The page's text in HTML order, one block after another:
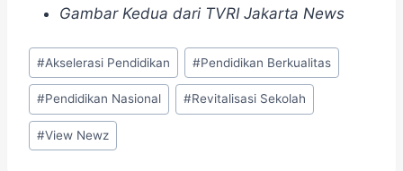
Gambar Kedua dari TVRI Jakarta News
Post
Tags:
#Akselerasi Pendidikan #Pendidikan Berkualitas
#Pendidikan Nasional #Revitalisasi Sekolah
#View Newz